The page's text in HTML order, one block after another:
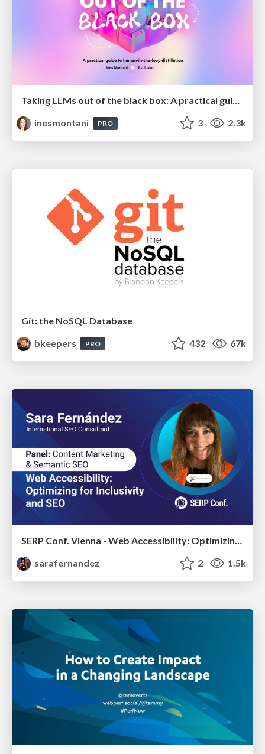
Taking LLMs out of the black box: A practical guide to human-in-the-loop distillation
inesmontani
PRO 3 2.3k
Git: the NoSQL Database
bkeepers
PRO 432 67k
SERP Conf. Vienna - Web Accessibility: Optimizing for Inclusivity and SEO
sarafernandez
2 1.5k